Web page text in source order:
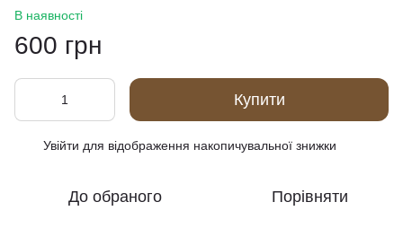
В наявності
600 грн
Купити
Увійти для відображення накопичувальної знижки
До обраного Порівняти